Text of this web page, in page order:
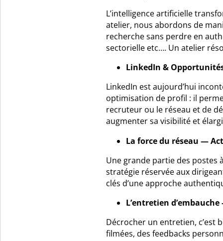
L’intelligence artificielle
atelier, nous abordons de
recherche sans perdre en
sectorielle etc…. Un atelier
LinkedIn &
LinkedIn est aujourd’hui
optimisation de profil : il
recruteur ou le réseau et de
augmenter sa visibilité et
La force du réseau —
Une grande partie des postes
stratégie réservée aux
clés d’une approche
L’entretien
Décrocher un entretien, c’est
filmées, des feedbacks